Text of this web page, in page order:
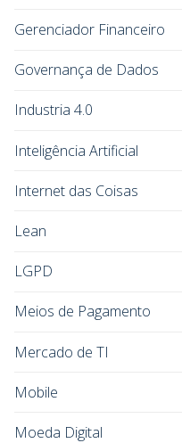
Gerenciador Financeiro
Governança de Dados
Industria 4.0
Inteligência Artificial
Internet das Coisas
Lean
LGPD
Meios de Pagamento
Mercado de TI
Mobile
Moeda Digital